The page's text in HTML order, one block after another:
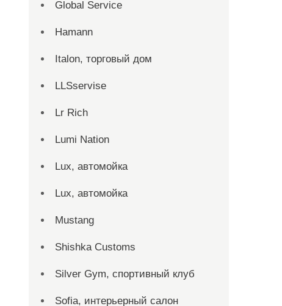
Global Service
Hamann
Italon, торговый дом
LLSservise
Lr Rich
Lumi Nation
Lux, автомойка
Lux, автомойка
Mustang
Shishka Customs
Silver Gym, спортивный клуб
Sofia, интерьерный салон